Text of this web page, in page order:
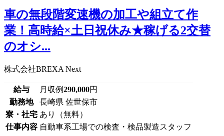
車の無段階変速機の加工や組立て作
業！高時給×土日祝休み★稼げる2交替
のオシ...
株式会社BREXA Next
給与 月収例290,000円
勤務地
長崎県 佐世保市
寮・社宅 あり（無料）
仕事内容 自動車系工場での検査・検品製造スタッフ